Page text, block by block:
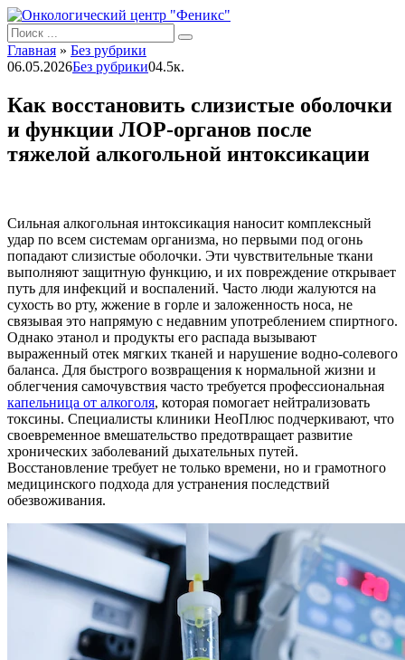
Перейти
к
контенту
Search
for:
Главная » Без рубрики
06.05.2026Без рубрики04.5к.
Как восстановить слизистые оболочки
и функции ЛОР-органов после
тяжелой алкогольной интоксикации
Сильная алкогольная интоксикация наносит комплексный
удар по всем системам организма, но первыми под огонь
попадают слизистые оболочки. Эти чувствительные ткани
выполняют защитную функцию, и их повреждение открывает
путь для инфекций и воспалений. Часто люди жалуются на
сухость во рту, жжение в горле и заложенность носа, не
связывая это напрямую с недавним употреблением спиртного.
Однако этанол и продукты его распада вызывают
выраженный отек мягких тканей и нарушение водно-солевого
баланса. Для быстрого возвращения к нормальной жизни и
облегчения самочувствия часто требуется профессиональная
капельница от алкоголя, которая помогает нейтрализовать
токсины. Специалисты клиники НеоПлюс подчеркивают, что
своевременное вмешательство предотвращает развитие
хронических заболеваний дыхательных путей.
Восстановление требует не только времени, но и грамотного
медицинского подхода для устранения последствий
обезвоживания.